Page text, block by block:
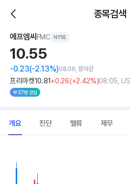
종목검색
에프엠씨 FMC NYSE
10.55
-0.23(-2.13%)08.06, 장마감
프리마켓10.81+0.26(+2.42%)08:05,
37명 관심
개요 진단 밸류 재무
View as data table, Chart
The chart has 1 X axis displaying
The chart has 1 Y axis displaying